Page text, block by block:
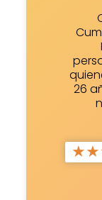
26
★★